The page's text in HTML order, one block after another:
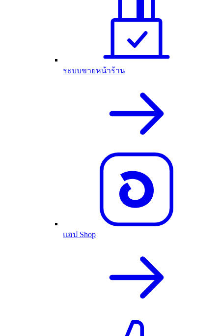
ระบบขายหน้าร้าน
แอป Shop